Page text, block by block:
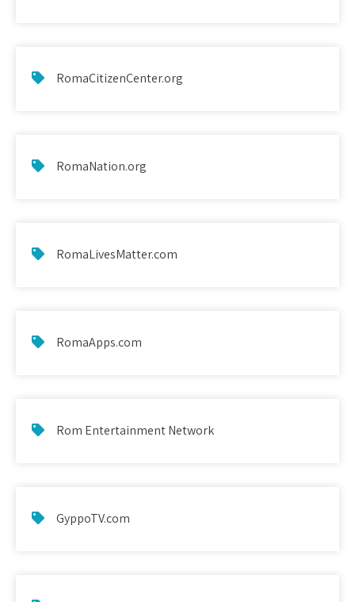
RomaCitizenCenter.org
RomaNation.org
RomaLivesMatter.com
RomaApps.com
Rom Entertainment Network
GyppoTV.com